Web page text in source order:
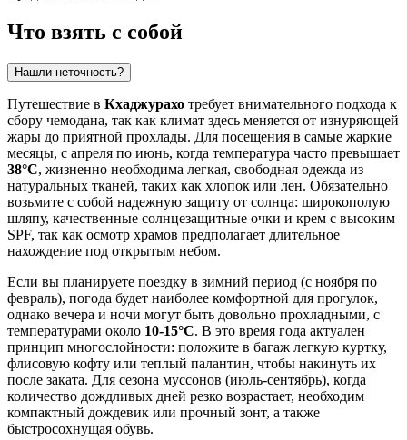
Что взять с собой
Нашли неточность?
Путешествие в Кхаджурахо требует внимательного подхода к
сбору чемодана, так как климат здесь меняется от изнуряющей
жары до приятной прохлады. Для посещения в самые жаркие
месяцы, с апреля по июнь, когда температура часто превышает
38°C, жизненно необходима легкая, свободная одежда из
натуральных тканей, таких как хлопок или лен. Обязательно
возьмите с собой надежную защиту от солнца: широкополую
шляпу, качественные солнцезащитные очки и крем с высоким
SPF, так как осмотр храмов предполагает длительное
нахождение под открытым небом.
Если вы планируете поездку в зимний период (с ноября по
февраль), погода будет наиболее комфортной для прогулок,
однако вечера и ночи могут быть довольно прохладными, с
температурами около 10-15°C. В это время года актуален
принцип многослойности: положите в багаж легкую куртку,
флисовую кофту или теплый палантин, чтобы накинуть их
после заката. Для сезона муссонов (июль-сентябрь), когда
количество дождливых дней резко возрастает, необходим
компактный дождевик или прочный зонт, а также
быстросохнущая обувь.